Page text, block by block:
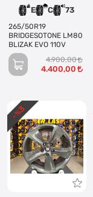
E C 73
265/50R19
BRIDGESOTONE LM80
BLIZAK EVO 110V
4.900,00
4.400,00
- %
3